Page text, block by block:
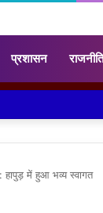
प्रशासन राजनीति
: हापुड़ में हुआ भव्य स्वागत